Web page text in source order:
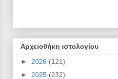
Αρχειοθήκη ιστολογίου
► 2026 (121)
► 2025 (232)